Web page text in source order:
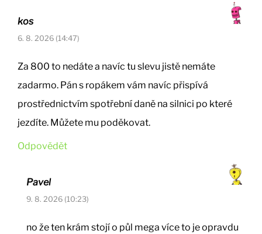
kos
6. 8. 2026 (14:47)
Za 800 to nedáte a navíc tu slevu jistě nemáte
zadarmo. Pán s ropákem vám navíc přispívá
prostřednictvím spotřební daně na silnici po které
jezdíte. Můžete mu poděkovat.
Odpovědět
Pavel
9. 8. 2026 (10:23)
no že ten krám stojí o půl mega více to je opravdu